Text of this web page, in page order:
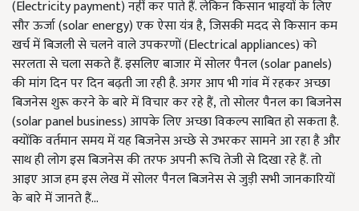
(Electricity payment)नहीं कर पाते हैं. लेकिन किसान भाइयों के लिए
सौर ऊर्जा (solar energy)एक ऐसा यंत्र है, जिसकी मदद से किसान कम
खर्च में बिजली से चलने वाले उपकरणों (Electrical appliances)को
सरलता से चला सकते हैं. इसलिए बाजार में सोलर पैनल (solar panels)
की मांग दिन पर दिन बढ़ती जा रही है. अगर आप भी गांव में रहकर अच्छा
बिजनेस शुरू करने के बारे में विचार कर रहे हैं, तो सोलर पैनल का बिजनेस
(solar panel business) आपके लिए अच्छा विकल्प साबित हो सकता है.
क्योंकि वर्तमान समय में यह बिजनेस अच्छे से उभरकर सामने आ रहा है और
साथ ही लोग इस बिजनेस की तरफ अपनी रूचि तेजी से दिखा रहे हैं. तो
आइए आज हम इस लेख में सोलर पैनल बिजनेस से जुड़ी सभी जानकारियों
के बारे में जानते हैं...